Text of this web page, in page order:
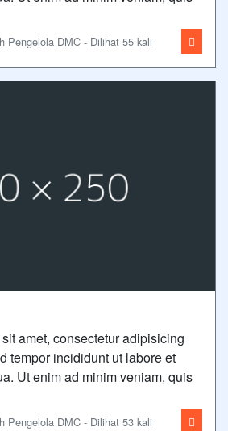
Pengelola DMC - Dilihat 55 kali
amet, consectetur adipisicing
tempor incididunt ut labore et
Ut enim ad minim veniam, quis
Pengelola DMC - Dilihat 53 kali